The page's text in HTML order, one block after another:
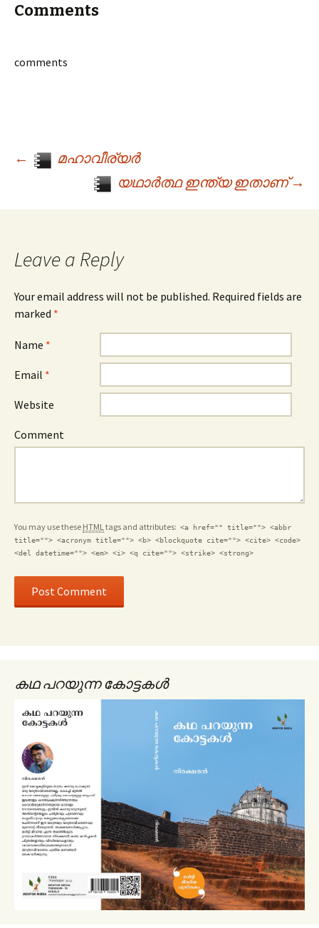
Comments
comments
Post navigation
←
മഹാവീര്യർ
യഥാർത്ഥ ഇന്ത്യ ഇതാണ്→
Leave a Reply
Your email address will not be published. Required fields are
marked *
Name *
Email *
Website
Comment
You may use these HTML tags and attributes: <a href="" title=""> <abbr
title=""> <acronym title=""> <b> <blockquote cite=""> <cite> <code>
<del datetime=""> <em> <i> <q cite=""> <strike> <strong>
കഥ പറയുന്ന കോട്ടകൾ